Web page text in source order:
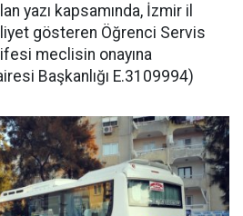
yazı kapsamında, İzmir il
gösteren Öğrenci Servis
meclisin onayına
Başkanlığı E.3109994)